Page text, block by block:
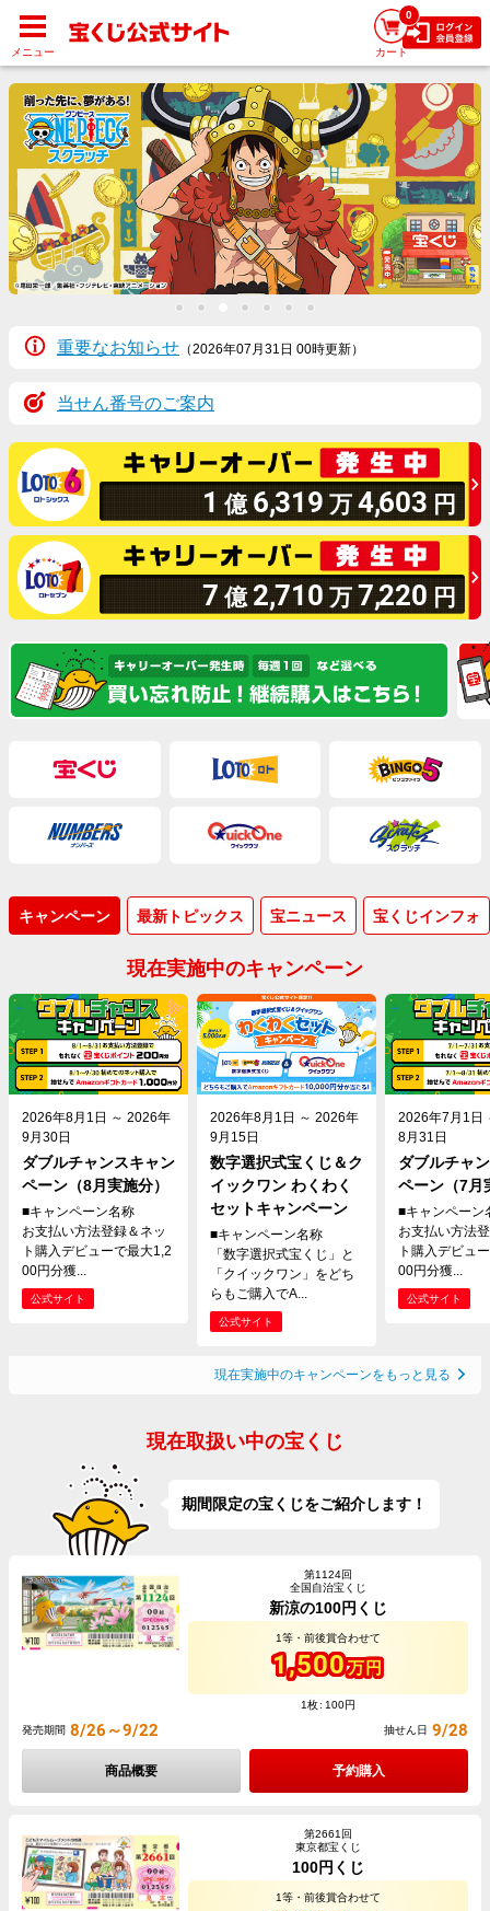
重要なお知らせ （2026年07月31日 00時更新）
当せん番号のご案内
1 億 6,319 万 4,603 円
7 億 2,710 万 7,220 円
キャンペーン 最新トピックス 宝ニュース 宝くじインフォ
現在実施中のキャンペーン
2026年8月1日 ～ 2026年
9月30日
ダブルチャンスキャン
ペーン（8月実施分）
■キャンペーン名称
お支払い方法登録＆ネッ
ト購入デビューで最大1,2
00円分獲...
公式サイト
2026年8月1日 ～ 2026年
9月15日
数字選択式宝くじ＆ク
イックワン わくわく
セットキャンペーン
■キャンペーン名称
「数字選択式宝くじ」と
「クイックワン」をどち
らもご購入でA...
公式サイト
2026年7月1日
8月31日
ダブルチャ
ペーン（7月
■キャンペーン
お支払い方法
ト購入デビュ
00円分獲...
公式サイト
現在実施中のキャンペーンをもっと見る
現在取扱い中の宝くじ
期間限定の宝くじをご紹介します！
第1124回
全国自治宝くじ
新涼の100円くじ
1等・前後賞合わせて
1,500万円
1枚 100円
発売期間 8/26～9/22 抽せん日 9/28
商品概要 予約購入
第2661回
東京都宝くじ
100円くじ
1等・前後賞合わせて
メニュー
0
カート